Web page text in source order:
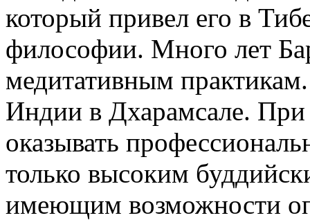
который привел его в
философии. Много лет
медитативным
Индии в Дхарамсале. При
оказывать
только высоким
имеющим возможности